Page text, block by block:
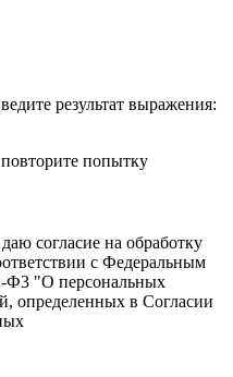
результат выражения:
попытку
согласие на обработку
с Федеральным
Ф3 "О персональных
определенных в Согласии